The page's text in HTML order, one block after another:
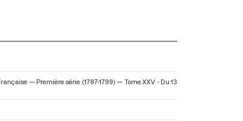
— Première série (1787-1799) — Tome XXV - Du 13